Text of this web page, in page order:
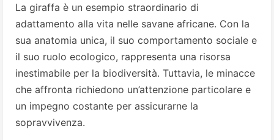
La giraffa è un esempio straordinario di
adattamento alla vita nelle savane africane. Con la
sua anatomia unica, il suo comportamento sociale e
il suo ruolo ecologico, rappresenta una risorsa
inestimabile per la biodiversità. Tuttavia, le minacce
che affronta richiedono un’attenzione particolare e
un impegno costante per assicurarne la
sopravvivenza.